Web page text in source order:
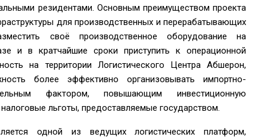
резидентами. Основным преимуществом проекта
для производственных и перерабатывающих
своё производственное оборудование на
и в кратчайшие сроки приступить к операционной
на территории Логистического Центра Абшерон,
более эффективно организовывать импортно-
фактором, повышающим инвестиционную
льготы, предоставляемые государством.
одной из ведущих логистических платформ,